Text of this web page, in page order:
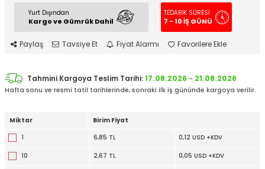
Yurt Dışından
Kargo ve Gümrük Dahil
TEDARİK SÜRESİ
7 - 10 İŞ GÜNÜ
Paylaş Tavsiye Et Fiyat Alarmı Favorilere Ekle
Tahmini Kargoya Teslim Tarihi:17.08.2026 - 21.08.2026
Hafta sonu ve resmi tatil tarihlerinde, sonraki ilk iş gününde kargoya verilir.
Miktar
Birim Fiyat
1
6,85 TL 0,12 USD +KDV
10 2,67 TL 0,05 USD +KDV